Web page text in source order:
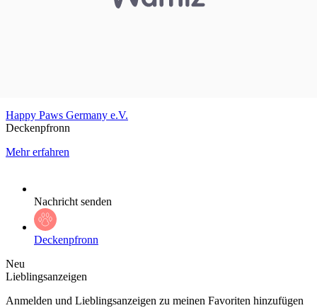
Happy Paws Germany e.V.
Deckenpfronn
Mehr erfahren
Nachricht senden
Deckenpfronn
Neu
Lieblingsanzeigen
Anmelden und Lieblingsanzeigen zu meinen Favoriten hinzufügen